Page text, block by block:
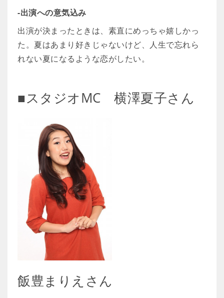
-出演への意気込み
出演が決まったときは、素直にめっちゃ嬉しかっ
た。夏はあまり好きじゃないけど、人生で忘れら
れない夏になるような恋がしたい。
■スタジオMC 横澤夏子さん
飯豊まりえさん